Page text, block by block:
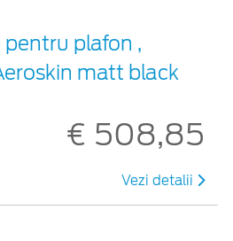
plafon ,
matt black
€ 508,85
Vezi detalii